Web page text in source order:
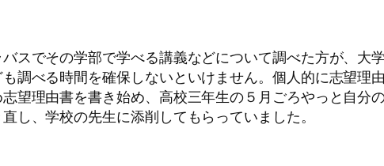
スでその学部で学べる講義などについて調べた方が、大
調べる時間を確保しないといけません。個人的に志望理
望理由書を書き始め、高校三年生の５月ごろやっと自分
し、学校の先生に添削してもらっていました。